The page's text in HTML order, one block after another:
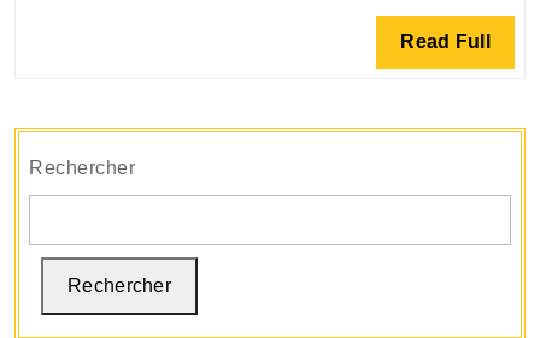
Read Full Read
Full
Rechercher
Rechercher